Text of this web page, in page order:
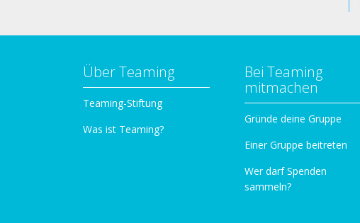
Über Teaming
Teaming-Stiftung
Was ist Teaming?
Bei Teaming
mitmachen
Gründe deine Gruppe
Einer Gruppe beitreten
Wer darf Spenden
sammeln?